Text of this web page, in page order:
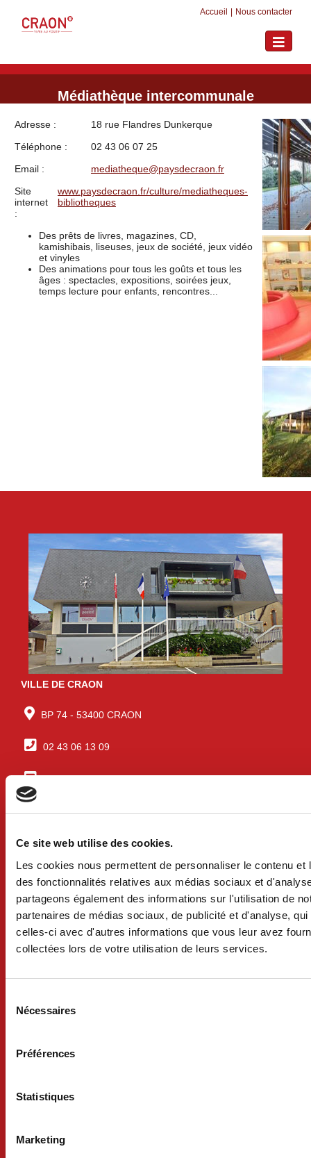
Ce site web utilise des cookies.
Les cookies nous permettent de personnaliser le contenu et
des fonctionnalités relatives aux médias sociaux et
partageons également des informations sur l'utilisation de
partenaires de médias sociaux, de publicité et d'analyse,
celles-ci avec d'autres informations que vous leur avez
collectées lors de votre utilisation de leurs services.
consentement
Nécessaires
Préférences
Statistiques
Marketing
Accueil Nous contacter
Toggle
Médiathèque intercommunale
Adresse :
18 rue Flandres Dunkerque
Téléphone :
02 43 06 07 25
Email :
mediatheque@paysdecraon.fr
Site
internet
:
www.paysdecraon.fr/culture/mediatheques-
bibliotheques
Des prêts de livres, magazines, CD,
kamishibais, liseuses, jeux de société, jeux vidéo
et vinyles
Des animations pour tous les goûts et tous les
âges : spectacles, expositions, soirées jeux,
temps lecture pour enfants, rencontres...
VILLE DE CRAON
BP 74 - 53400 CRAON
02 43 06 13 09
Nous contacter
Lundi au mercredi 8h30-12h et 13h30-18h
Vendredi 8h30-12h et 13h30-17h
Services techniques /urbanisme
Lundi au mercredi 8h30-12h et 13h30-17h30
Jeudi 8h30-12h
Vendredi 8h30-12h et 13h30-17h
Liens utiles
Écoles
Patrimoine